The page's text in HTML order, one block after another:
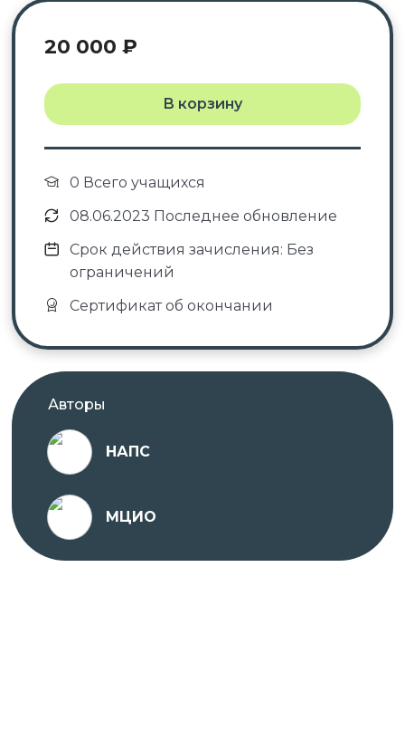
20 000 ₽
В корзину
0 Всего учащихся
08.06.2023 Последнее обновление
Срок действия зачисления: Без
ограничений
Сертификат об окончании
Авторы
НАПС
МЦИО